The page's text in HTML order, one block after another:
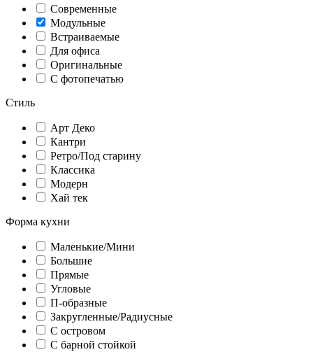
Современные
Модульные
Встраиваемые
Для офиса
Оригинальные
С фотопечатью
Стиль
Арт Деко
Кантри
Ретро/Под старину
Классика
Модерн
Хай тек
Форма кухни
Маленькие/Мини
Большие
Прямые
Угловые
П-образные
Закругленные/Радиусные
С островом
С барной стойкой